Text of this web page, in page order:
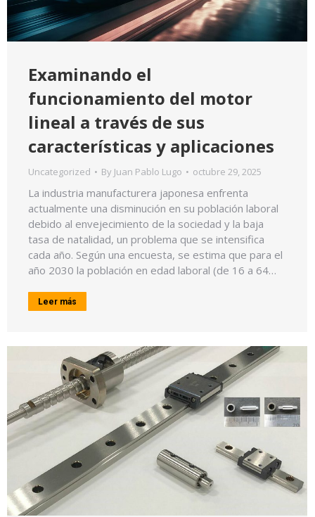
Examinando el
funcionamiento del motor
lineal a través de sus
características y aplicaciones
Uncategorized By Juan Pablo Lugo octubre 29, 2025
La industria manufacturera japonesa enfrenta
actualmente una disminución en su población laboral
debido al envejecimiento de la sociedad y la baja
tasa de natalidad, un problema que se intensifica
cada año. Según una encuesta, se estima que para el
año 2030 la población en edad laboral (de 16 a 64…
Leer más